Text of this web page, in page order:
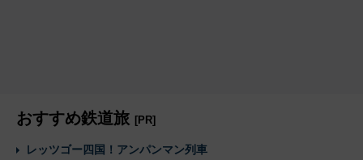
おすすめ鉄道旅 [PR]
レッツゴー四国！アンパンマン列車